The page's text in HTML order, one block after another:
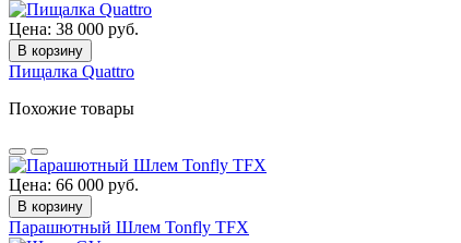
Цена: 38 000 руб.
В корзину
Пищалка Quattro
Похожие товары
Цена: 66 000 руб.
В корзину
Парашютный Шлем Tonfly TFX